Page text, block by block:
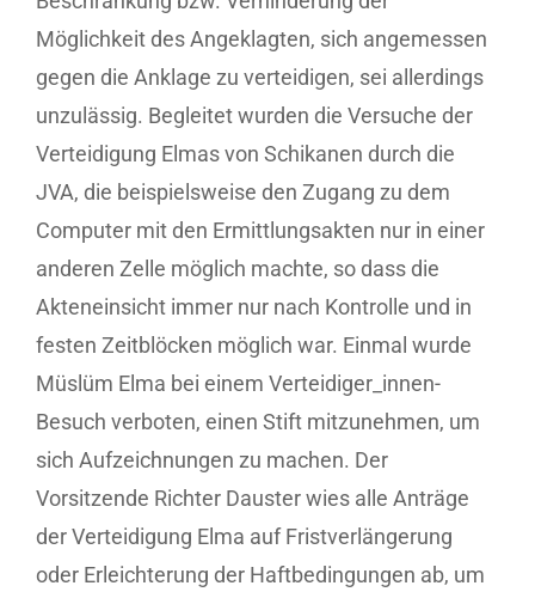
Möglichkeit des Angeklagten, sich angemessen
gegen die Anklage zu verteidigen, sei allerdings
unzulässig. Begleitet wurden die Versuche der
Verteidigung Elmas von Schikanen durch die
JVA, die beispielsweise den Zugang zu dem
Computer mit den Ermittlungsakten nur in einer
anderen Zelle möglich machte, so dass die
Akteneinsicht immer nur nach Kontrolle und in
festen Zeitblöcken möglich war. Einmal wurde
Müslüm Elma bei einem Verteidiger_innen-
Besuch verboten, einen Stift mitzunehmen, um
sich Aufzeichnungen zu machen. Der
Vorsitzende Richter Dauster wies alle Anträge
der Verteidigung Elma auf Fristverlängerung
oder Erleichterung der Haftbedingungen ab, um